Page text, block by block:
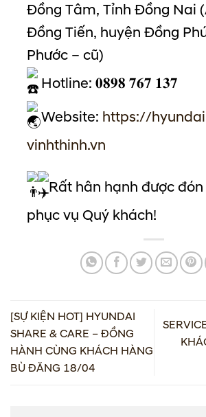
Đồng Tâm, Tỉnh Đồng Nai
Đồng Tiến, huyện Đồng
Phước – cũ)
Hotline: 𝟎𝟖𝟗𝟖 𝟕𝟔𝟕 𝟏𝟑𝟕
Website: https://
vinhthinh.vn
Rất hân hạnh được
phục vụ Quý khách!
[SỰ KIỆN HOT] HYUNDAI
SHARE & CARE – ĐỒNG
HÀNH CÙNG KHÁCH HÀNG
BÙ ĐĂNG 18/04